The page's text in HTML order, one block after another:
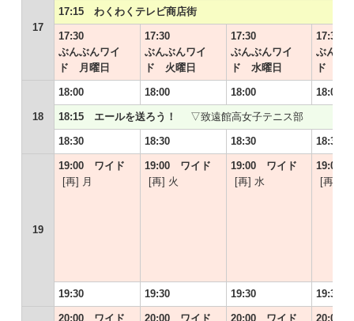
17
17:15 わくわくテレビ商店街
17:30
ぶんぶんワイ
ド 月曜日
17:30
ぶんぶんワイ
ド 火曜日
17:30
ぶんぶんワイ
ド 水曜日
17:30
ぶんぶ
ド 木
18
18:00 18:00 18:00 18:00
18:15 エールを送ろう！ ▽致遠館高女子テニス部
18:30 18:30 18:30 18:30
19
19:00 ワイド
[再] 月
19:00 ワイド
[再] 火
19:00 ワイド
[再] 水
19:00
[再] 木
19:30 19:30 19:30 19:30
20:00 ワイド 20:00 ワイド 20:00 ワイド 20:00